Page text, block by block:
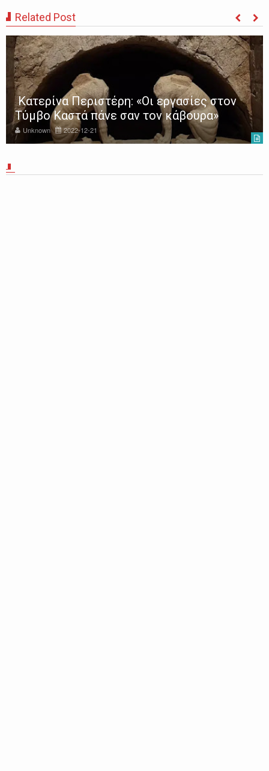
Related Post
Κατερίνα Περιστέρη: «Οι εργασίες στον
Τύμβο Καστά πάνε σαν τον κάβουρα»
Unknown 2022-12-21